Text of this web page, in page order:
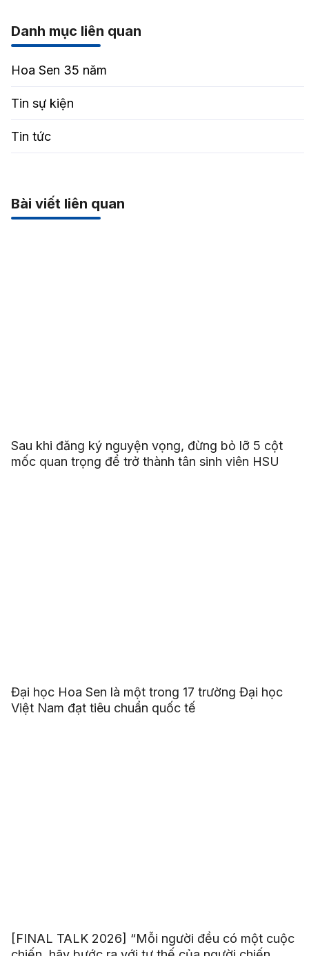
Danh mục liên quan
Hoa Sen 35 năm
Tin sự kiện
Tin tức
Bài viết liên quan
Sau khi đăng ký nguyện vọng, đừng bỏ lỡ 5 cột
mốc quan trọng để trở thành tân sinh viên HSU
Đại học Hoa Sen là một trong 17 trường Đại học
Việt Nam đạt tiêu chuẩn quốc tế
[FINAL TALK 2026] “Mỗi người đều có một cuộc